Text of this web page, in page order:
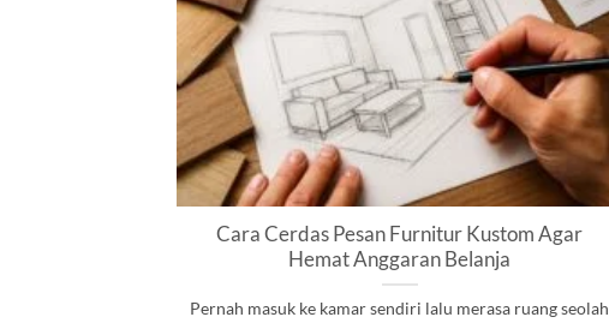
Cara Cerdas Pesan Furnitur Kustom Agar
Hemat Anggaran Belanja
Pernah masuk ke kamar sendiri lalu merasa ruang seolah